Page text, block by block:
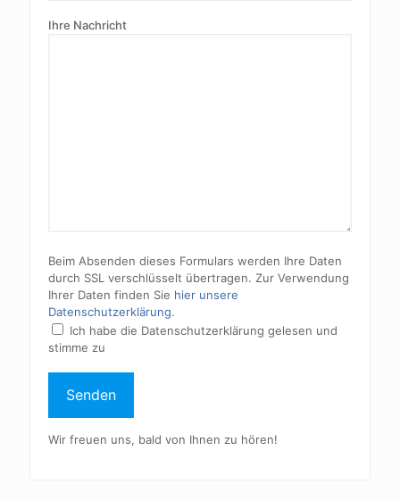
Ihre Nachricht
Beim Absenden dieses Formulars werden Ihre Daten
durch SSL verschlüsselt übertragen. Zur Verwendung
Ihrer Daten finden Sie hier unsere
Datenschutzerklärung.
Ich habe die Datenschutzerklärung gelesen und
stimme zu
Wir freuen uns, bald von Ihnen zu hören!